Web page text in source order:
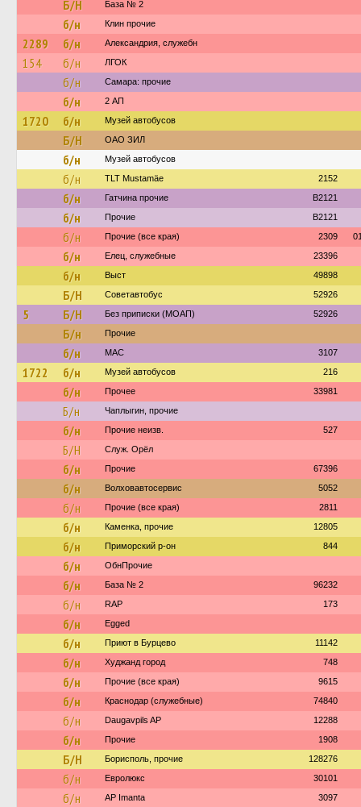
Б/Н База № 2
б/н Клин прочие
2289 б/н Александрия, служебн
154 б/н ЛГОК
б/н Самара: прочие
б/н 2 АП
1720 б/н Музей автобусов
Б/Н ОАО ЗИЛ
б/н Музей автобусов
б/н TLT Mustamäe 2152
б/н Гатчина прочие B2121
б/н Прочие B2121
б/н Прочие (все края) 2309
б/н Елец, служебные 23396
б/н Выст 49898
Б/Н Советавтобус 52926
5 Б/Н Без приписки (МОАП) 52926
Б/н Прочие
б/н МАС 3107
1722 б/н Музей автобусов 216
б/н Прочее 33981
Б/н Чаплыгин, прочие
б/н Прочие неизв. 527
Б/Н Служ. Орёл
б/н Прочие 67396
б/н Волховавтосервис 5052
б/н Прочие (все края) 2811
б/н Каменка, прочие 12805
б/н Приморский р-он 844
б/н ОбнПрочие
б/н База № 2 96232
б/н RAP 173
б/н Egged
б/н Приют в Бурцево 11142
б/н Худжанд город 748
б/н Прочие (все края) 9615
б/н Краснодар (служебные) 74840
б/н Daugavpils AP 12288
б/н Прочие 1908
Б/Н Борисполь, прочие 128276
б/н Евролюкс 30101
б/н AP Imanta 3097